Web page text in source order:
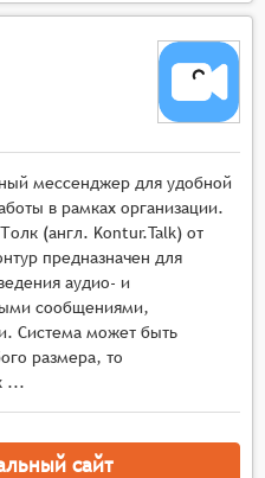
дискуссий и
материалами,
модераторов,
контроля активности
с
чатом, функцией
сообщениями,
в малых группах и
материалов в
мессенджер для удобной
в рамках организации.
(англ. Kontur.Talk) от
предназначен для
аудио- и
сообщениями,
Система может быть
размера, то
...
сайт